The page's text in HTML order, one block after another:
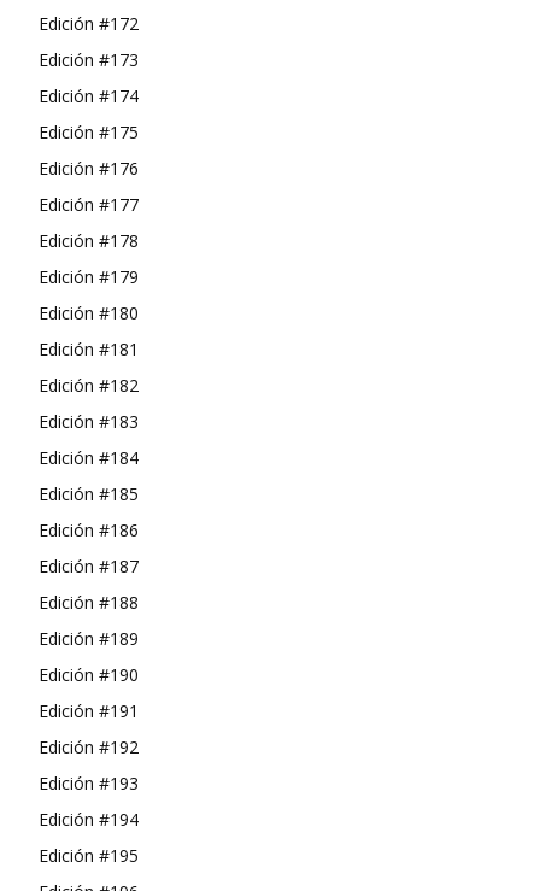
Edición #172
Edición #173
Edición #174
Edición #175
Edición #176
Edición #177
Edición #178
Edición #179
Edición #180
Edición #181
Edición #182
Edición #183
Edición #184
Edición #185
Edición #186
Edición #187
Edición #188
Edición #189
Edición #190
Edición #191
Edición #192
Edición #193
Edición #194
Edición #195